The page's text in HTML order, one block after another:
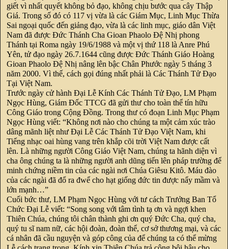
giết vì nhất quyết không bỏ đạo, không chịu bước qua cây Thập
Giá. Trong số đó có 117 vị vừa là các Giám Mục, Linh Mục Thừa
Sai ngoại quốc đến giảng đạo, vừa là các linh mục, giáo dân Việt
Nam đã được Đức Thánh Cha Gioan Phaolo Đệ Nhị phong
Thánh tại Roma ngày 19/6/1988 và một vị thứ 118 là Anre Phú
Yên, tử đạo ngày 26.7.1644 cũng được Đức Thánh Giáo Hoàng
Gioan Phaolo Đệ Nhị nâng lên bậc Chân Phước ngày 5 tháng 3
năm 2000. Vì thế, cách gọi đúng nhất phải là Các Thánh Tử Đạo
Tại Việt Nam.
Trước ngày cử hành Đại Lễ Kính Các Thánh Tử Đạo, LM Phạm
Ngọc Hùng, Giám Đốc TTCG đã gửi thư cho toàn thể tín hữu
Công Giáo trong Cộng Đồng. Trong thư có đoạn Linh Mục Phạm
Ngọc Hùng viết: “Không nơi nào cho chúng ta một cảm xúc trào
dâng mãnh liệt như Đại Lễ Các Thánh Tử Đạo Việt Nam, khi
Tiếng nhạc oai hùng vang trên khắp cõi trời Việt Nam được cất
lên. Là những người Công Giáo Việt Nam, chúng ta hãnh diện vì
cha ông chúng ta là những người anh dũng tiến lên pháp trường để
minh chứng niềm tin của các ngài nơi Chúa Giêsu Kitô. Máu đào
của các ngài đã đổ ra đwể cho hạt giống đức tin được nẩy mầm và
lớn mạnh…”
Cuối bức thư, LM Phạm Ngọc Hùng với tư cách Trưởng Ban Tổ
Chức Đại Lễ viết: “Song song với tâm tình tạ ơn và ngợi khen
Thiên Chúa, chúng tôi chân thành ghi ơn quý Đức Cha, quý cha,
quý tu sĩ nam nữ, các hội đoàn, đoàn thể, cơ sở thương mại, và các
cá nhân đã cầu nguyện và góp công của để chúng ta có thể mừng